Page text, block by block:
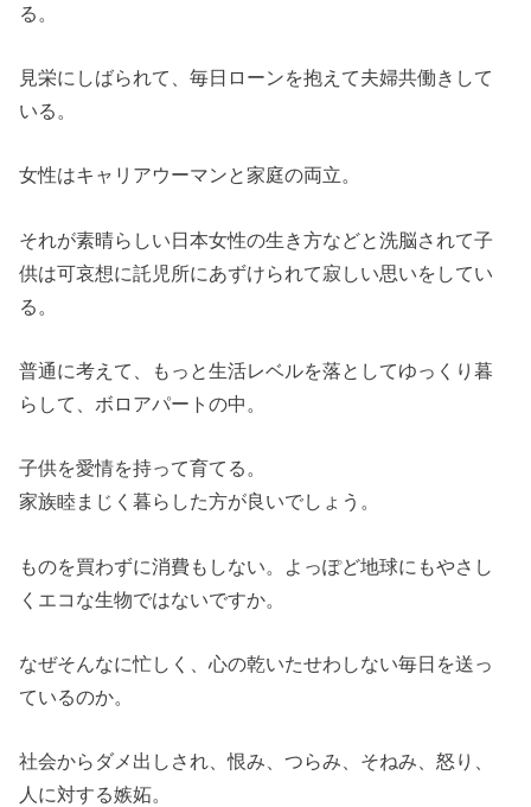
る。
見栄にしばられて、毎日ローンを抱えて夫婦共働きして
いる。
女性はキャリアウーマンと家庭の両立。
それが素晴らしい日本女性の生き方などと洗脳されて子
供は可哀想に託児所にあずけられて寂しい思いをしてい
る。
普通に考えて、もっと生活レベルを落としてゆっくり暮
らして、ボロアパートの中。
子供を愛情を持って育てる。
家族睦まじく暮らした方が良いでしょう。
ものを買わずに消費もしない。よっぽど地球にもやさし
くエコな生物ではないですか。
なぜそんなに忙しく、心の乾いたせわしない毎日を送っ
ているのか。
社会からダメ出しされ、恨み、つらみ、そねみ、怒り、
人に対する嫉妬。